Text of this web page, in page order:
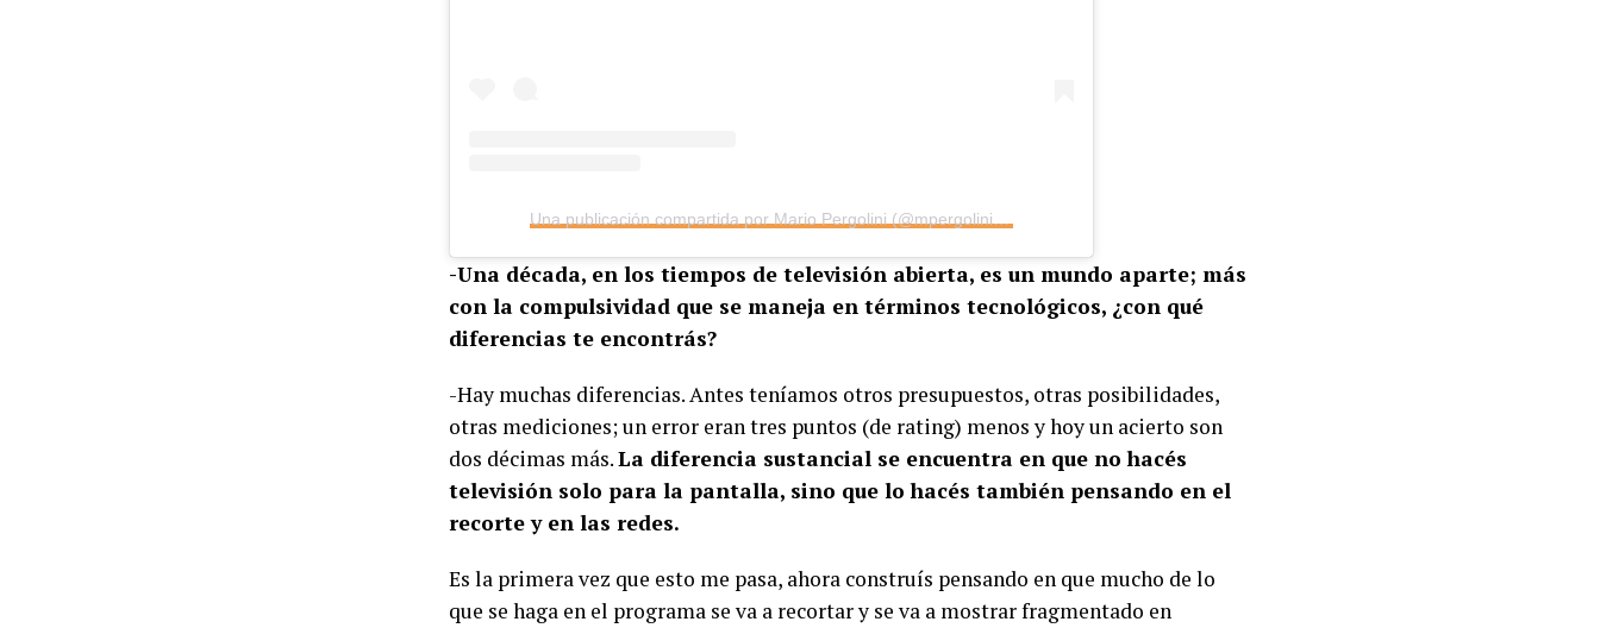
-Una década, en los tiempos de televisión abierta, es un mundo aparte; más
con la compulsividad que se maneja en términos tecnológicos, ¿con qué
diferencias te encontrás?
-Hay muchas diferencias. Antes teníamos otros presupuestos, otras posibilidades,
otras mediciones; un error eran tres puntos (de rating) menos y hoy un acierto son
dos décimas más.La diferencia sustancial se encuentra en que no hacés
televisión solo para la pantalla, sino que lo hacés también pensando en el
recorte y en las redes.
Es la primera vez que esto me pasa, ahora construís pensando en que mucho de lo
que se haga en el programa se va a recortar y se va a mostrar fragmentado en